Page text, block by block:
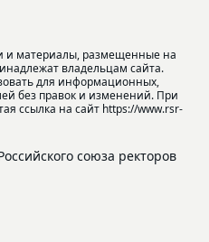
и материалы, размещенные на
владельцам сайта.
для информационных,
без правок и изменений. При
ссылка на сайт https://www.rsr-
союза ректоров